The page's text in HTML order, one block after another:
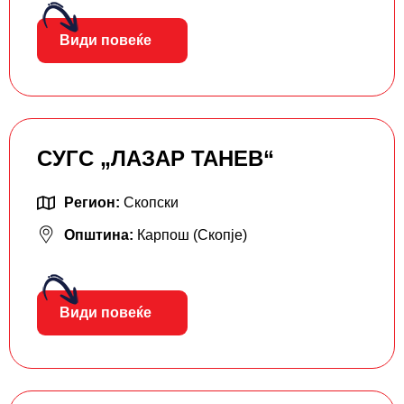
Види повеќе
СУГС „ЛАЗАР ТАНЕВ“
Регион: Скопски
Општина: Карпош (Скопје)
Види повеќе